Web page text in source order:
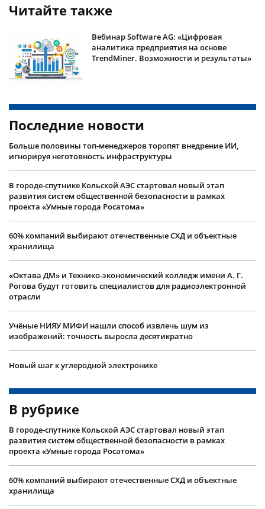
Читайте также
Вебинар Software AG: «Цифровая
аналитика предприятия на основе
TrendMiner. Возможности и результаты»
Последние новости
Больше половины топ-менеджеров торопят внедрение ИИ,
игнорируя неготовность инфраструктуры
В городе-спутнике Кольской АЭС стартовал новый этап
развития систем общественной безопасности в рамках
проекта «Умные города Росатома»
60% компаний выбирают отечественные СХД и объектные
хранилища
«Октава ДМ» и Технико-экономический колледж имени А. Г.
Рогова будут готовить специалистов для радиоэлектронной
отрасли
Учëные НИЯУ МИФИ нашли способ извлечь шум из
изображений: точность выросла десятикратно
Новый шаг к углеродной электронике
В рубрике
В городе-спутнике Кольской АЭС стартовал новый этап
развития систем общественной безопасности в рамках
проекта «Умные города Росатома»
60% компаний выбирают отечественные СХД и объектные
хранилища